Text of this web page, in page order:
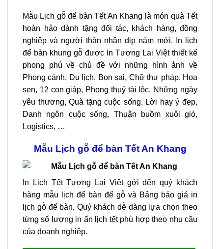
Mẫu Lịch gỗ để bàn Tết An Khang là món quà Tết
hoàn hảo dành tặng đối tác, khách hàng, đồng
nghiệp và người thân nhân dịp năm mới. In lịch
để bàn khung gỗ được In Tương Lai Việt thiết kế
phong phú về chủ đề với những hình ảnh về
Phong cảnh, Du lịch, Bon sai, Chữ thư pháp, Hoa
sen, 12 con giáp, Phong thuỷ tài lộc, Những ngày
yêu thương, Quà tặng cuộc sống, Lời hay ý đẹp,
Danh ngôn cuộc sống, Thuận buồm xuôi gió,
Logistics, …
Mẫu Lịch gỗ để bàn Tết An Khang
In Lịch Tết Tương Lai Việt gởi đến quý khách
hàng mẫu lịch để bàn đế gỗ và Bảng báo giá in
lịch gỗ để bàn, Quý khách dễ dàng lựa chọn theo
từng số lượng in ấn lịch tết phù hợp theo nhu cầu
của doanh nghiệp.